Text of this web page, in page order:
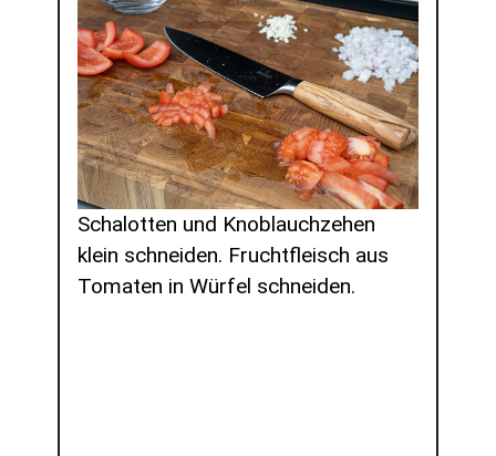
Schalotten und Knoblauchzehen
klein schneiden. Fruchtfleisch aus
Tomaten in Würfel schneiden.